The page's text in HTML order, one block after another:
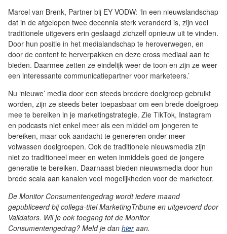
Marcel van Brenk, Partner bij EY VODW: ‘In een nieuwslandschap
dat in de afgelopen twee decennia sterk veranderd is, zijn veel
traditionele uitgevers erin geslaagd zichzelf opnieuw uit te vinden.
Door hun positie in het medialandschap te heroverwegen, en
door de content te herverpakken en deze cross mediaal aan te
bieden. Daarmee zetten ze eindelijk weer de toon en zijn ze weer
een interessante communicatiepartner voor marketeers.’
Nu ‘nieuwe’ media door een steeds bredere doelgroep gebruikt
worden, zijn ze steeds beter toepasbaar om een brede doelgroep
mee te bereiken in je marketingstrategie. Zie TikTok, Instagram
en podcasts niet enkel meer als een middel om jongeren te
bereiken, maar ook aandacht te genereren onder meer
volwassen doelgroepen. Ook de traditionele nieuwsmedia zijn
niet zo traditioneel meer en weten inmiddels goed de jongere
generatie te bereiken. Daarnaast bieden nieuwsmedia door hun
brede scala aan kanalen veel mogelijkheden voor de marketeer.
De Monitor Consumentengedrag wordt iedere maand
gepubliceerd bij collega-titel MarketingTribune en uitgevoerd door
Validators. Wil je ook toegang tot de Monitor
Consumentengedrag? Meld je dan hieraan.